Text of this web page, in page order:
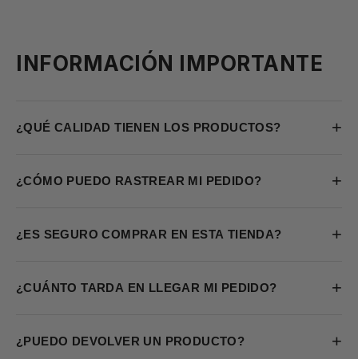
INFORMACIÓN IMPORTANTE
¿QUÉ CALIDAD TIENEN LOS PRODUCTOS? +
¿CÓMO PUEDO RASTREAR MI PEDIDO? +
¿ES SEGURO COMPRAR EN ESTA TIENDA? +
¿CUÁNTO TARDA EN LLEGAR MI PEDIDO? +
¿PUEDO DEVOLVER UN PRODUCTO? +